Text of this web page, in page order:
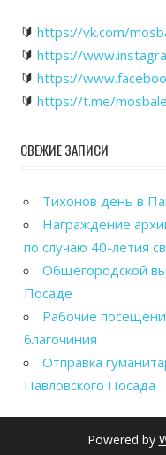
🔰 https://vk.com/
🔰 https://
🔰 https://
🔰 https://t.me/
СВЕЖИЕ ЗАПИСИ
Тихонов день в
Награждение
по случаю 40-летия
Общегородской
Посаде
Рабочие
благочиния
Отправка
Павловского Посада
Powered by